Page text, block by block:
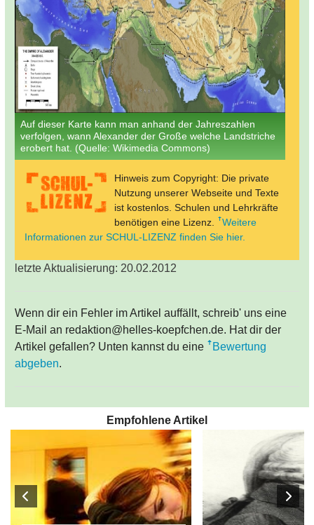
Auf dieser Karte kann man anhand der Jahreszahlen
verfolgen, wann Alexander der Große welche Landstriche
erobert hat. (Quelle: Wikimedia Commons)
Hinweis zum Copyright: Die private
Nutzung unserer Webseite und Texte
ist kostenlos. Schulen und Lehrkräfte
benötigen eine Lizenz.
Weitere
Informationen zur SCHUL-LIZENZ finden Sie hier.
letzte Aktualisierung: 20.02.2012
Wenn dir ein Fehler im Artikel auffällt, schreib' uns eine
E-Mail an redaktion@helles-koepfchen.de. Hat dir der
Artikel gefallen? Unten kannst du eine
Bewertung
abgeben.
Empfohlene Artikel